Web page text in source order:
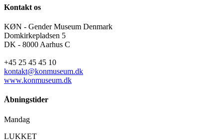
Kontakt os
KØN - Gender Museum Denmark
Domkirkepladsen 5
DK - 8000 Aarhus C
+45 25 45 45 10
kontakt@konmuseum.dk
www.konmuseum.dk
Åbningstider
Mandag
LUKKET